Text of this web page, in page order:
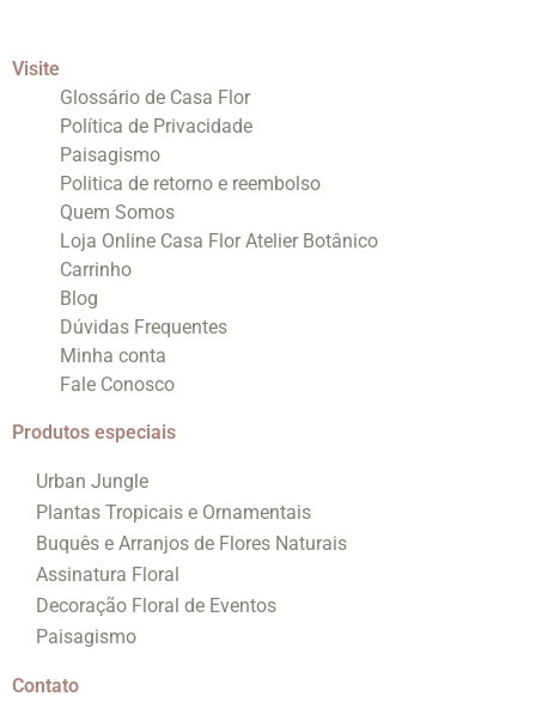
Visite
Glossário de Casa Flor
Política de Privacidade
Paisagismo
Politica de retorno e reembolso
Quem Somos
Loja Online Casa Flor Atelier Botânico
Carrinho
Blog
Dúvidas Frequentes
Minha conta
Fale Conosco
Produtos especiais
Urban Jungle
Plantas Tropicais e Ornamentais
Buquês e Arranjos de Flores Naturais
Assinatura Floral
Decoração Floral de Eventos
Paisagismo
Contato